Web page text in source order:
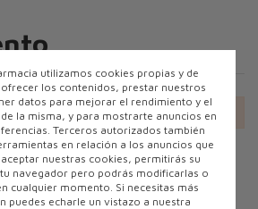
utilizamos cookies propias y de
los contenidos, prestar nuestros
datos para mejorar el rendimiento y el
la misma, y para mostrarte anuncios en
Terceros autorizados también
en relación a los anuncios que
nuestras cookies, permitirás su
navegador pero podrás modificarlas o
cualquier momento. Si necesitas más
puedes echarle un vistazo a nuestra